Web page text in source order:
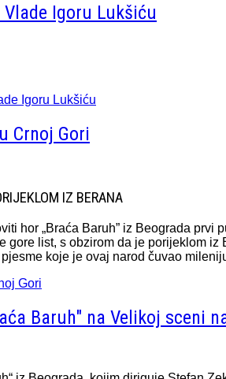
Igoru Lukšiću
Igoru Lukšiću
Crnoj Gori
IZ BERANA
hor „Braća Baruh” iz Beograda
gore list, s obzirom da je porijeklom
koje je ovaj narod čuvao
Gori
Baruh" na Velikoj sceni